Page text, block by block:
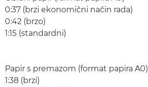
0:37 (brzi ekonomični način rada)
0:42 (brzo)
1:15 (standardni)
Papir s premazom (format papira A0)
1:38 (brzi)